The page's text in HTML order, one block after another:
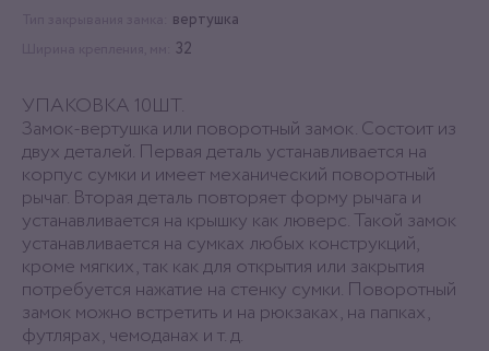
вертушка
32
УПАКОВКА 10ШТ.
Замок-вертушка или поворотный замок. Состоит из
двух деталей. Первая деталь устанавливается на
корпус сумки и имеет механический поворотный
рычаг. Вторая деталь повторяет форму рычага и
устанавливается на крышку как люверс. Такой замок
устанавливается на сумках любых конструкций,
кроме мягких, так как для открытия или закрытия
потребуется нажатие на стенку сумки. Поворотный
замок можно встретить и на рюкзаках, на папках,
футлярах, чемоданах и т. д.